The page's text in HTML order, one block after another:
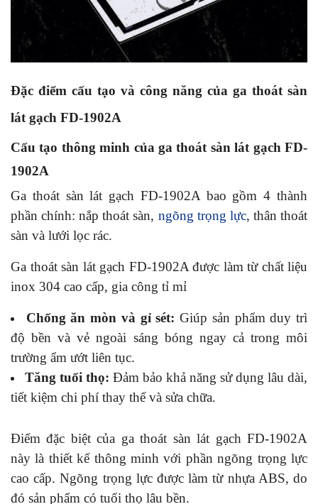
Đặc điểm cấu tạo và công năng của ga thoát sàn
lát gạch FD-1902A
Cấu tạo thông minh của ga thoát sàn lát gạch FD-
1902A
Ga thoát sàn lát gạch FD-1902A bao gồm 4 thành
phần chính: nắp thoát sàn, ngõng trọng lực, thân thoát
sàn và lưới lọc rác.
Ga thoát sàn lát gạch FD-1902A được làm từ chất liệu
inox 304 cao cấp, gia công tỉ mỉ
Chống ăn mòn và gỉ sét: Giúp sản phẩm duy trì
độ bền và vẻ ngoài sáng bóng ngay cả trong môi
trường ẩm ướt liên tục.
Tăng tuổi thọ: Đảm bảo khả năng sử dụng lâu dài,
tiết kiệm chi phí thay thế và sửa chữa.
Điểm đặc biệt của ga thoát sàn lát gạch FD-1902A
này là thiết kế thông minh với phần ngõng trọng lực
cao cấp. Ngõng trọng lực được làm từ nhựa ABS, do
đó sản phẩm có tuổi thọ lâu bền.